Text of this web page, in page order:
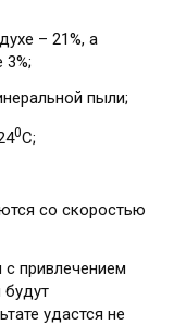
– 21%, а
3%;
пыли;
0С;
со скоростью
привлечением
будут
удастся не